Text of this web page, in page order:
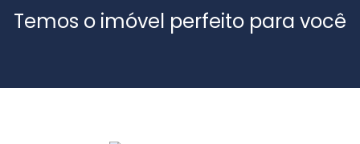
Temos o imóvel perfeito para você